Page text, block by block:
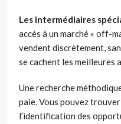
Les intermédiaires
accès à un marché « off-
vendent discrètement,
se cachent les meilleures
Une recherche
paie. Vous pouvez
l’identification des